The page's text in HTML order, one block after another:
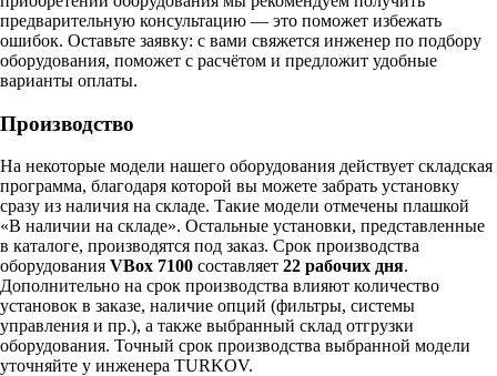
предварительную консультацию — это поможет избежать
ошибок. Оставьте заявку: с вами свяжется инженер по подбору
оборудования, поможет с расчётом и предложит удобные
варианты оплаты.
Производство
На некоторые модели нашего оборудования действует складская
программа, благодаря которой вы можете забрать установку
сразу из наличия на складе. Такие модели отмечены плашкой
«В наличии на складе». Остальные установки, представленные
в каталоге, производятся под заказ. Срок производства
оборудования VBox 7100 составляет 22 рабочих дня.
Дополнительно на срок производства влияют количество
установок в заказе, наличие опций (фильтры, системы
управления и пр.), а также выбранный склад отгрузки
оборудования. Точный срок производства выбранной модели
уточняйте у инженера TURKOV.